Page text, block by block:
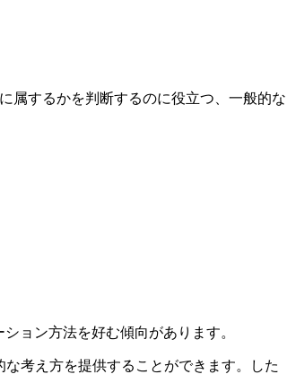
属するかを判断するのに役立つ、一般的な
ョン方法を好む傾向があります。
考え方を提供することができます。した